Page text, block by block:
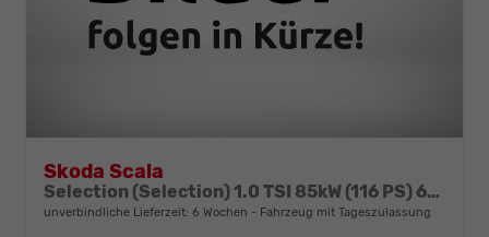
Skoda Scala
Selection (Selection) 1.0 TSI 85kW (116 PS) 6-Gang Schaltgetriebe
unverbindliche Lieferzeit: 6 Wochen Fahrzeug mit Tageszulassung